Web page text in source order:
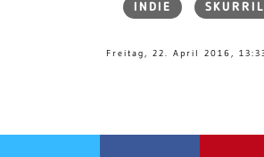
INDIE SKURRIL
Freitag, 22. April 2016,